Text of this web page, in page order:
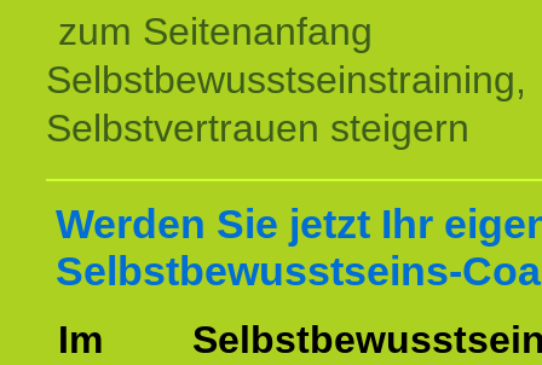
zum Seitenanfang
Selbstbewusstseinstraining,
Selbstvertrauen steigern
Werden Sie jetzt Ihr
Selbstbewusstseins-
Im